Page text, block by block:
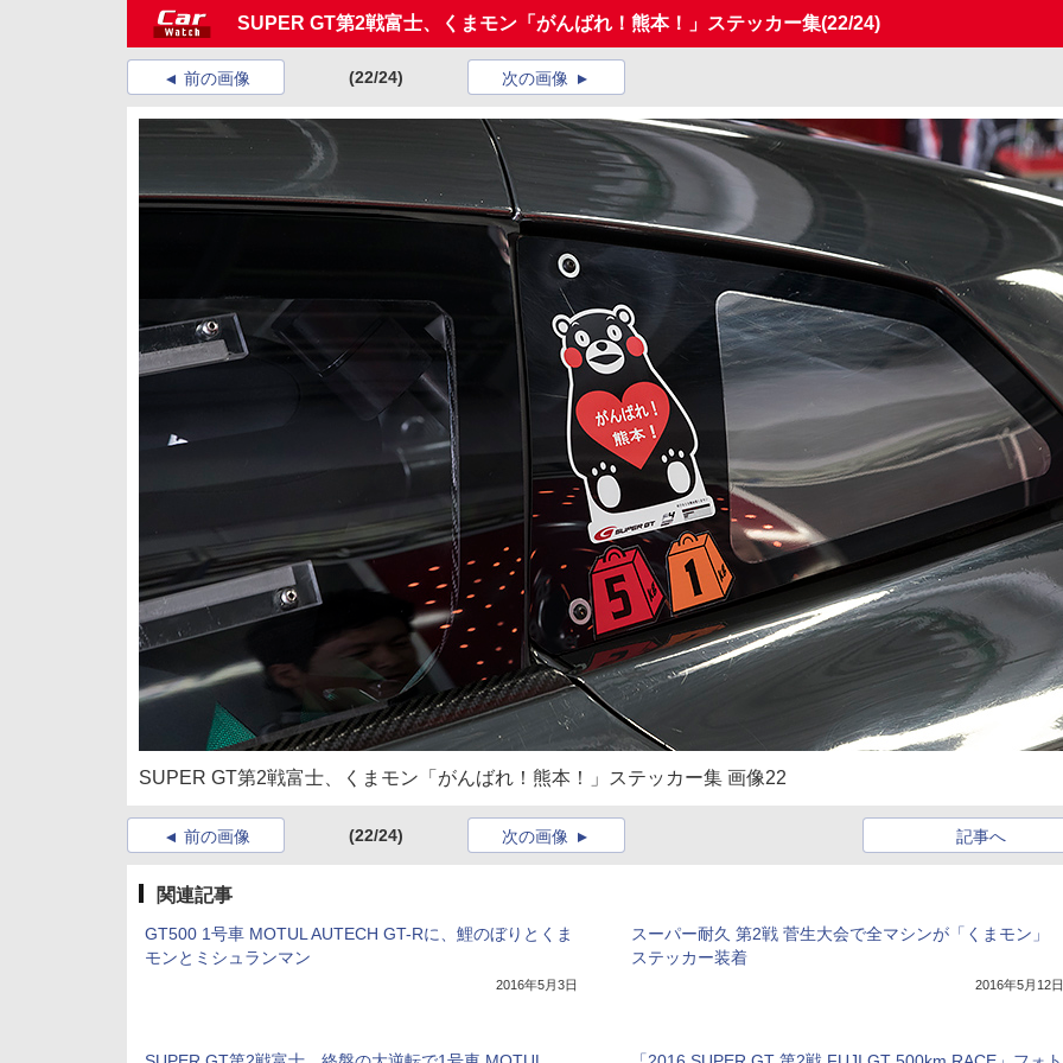
SUPER GT第2戦富士、くまモン「がんばれ！熊本！」ステッカー集(22/24)
前の画像 (22/24) 次の画像
SUPER GT第2戦富士、くまモン「がんばれ！熊本！」ステッカー集 画像22
前の画像 (22/24) 記事へ
次の画像
関連記事
GT500 1号車 MOTUL AUTECH GT-Rに、鯉のぼりとくま
モンとミシュランマン
2016年5月3日
スーパー耐久 第2戦 菅生大会で全マシンが「くまモン」
ステッカー装着
2016年5月12日